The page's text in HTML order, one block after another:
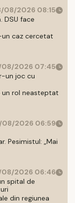
08/2026 08:15
DSU face
caz cercetat
2026 07:45
un joc cu
rol neasteptat
2026 06:59
Pesimistul: „Mai
2026 06:46
spital de
din regiunea